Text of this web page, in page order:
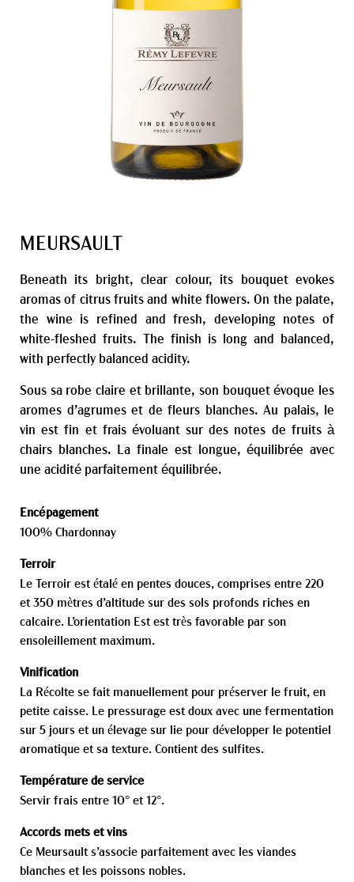
MEURSAULT
Beneath its bright, clear colour, its bouquet evokes
aromas of citrus fruits and white flowers. On the palate,
the wine is refined and fresh, developing notes of
white-fleshed fruits. The finish is long and balanced,
with perfectly balanced acidity.
Sous sa robe claire et brillante, son bouquet évoque les
aromes d’agrumes et de fleurs blanches. Au palais, le
vin est fin et frais évoluant sur des notes de fruits à
chairs blanches. La finale est longue, équilibrée avec
une acidité parfaitement équilibrée.
Encépagement
100% Chardonnay
Terroir
Le Terroir est étalé en pentes douces, comprises entre 220
et 350 mètres d’altitude sur des sols profonds riches en
calcaire. L’orientation Est est très favorable par son
ensoleillement maximum.
Vinification
La Récolte se fait manuellement pour préserver le fruit, en
petite caisse. Le pressurage est doux avec une fermentation
sur 5 jours et un élevage sur lie pour développer le potentiel
aromatique et sa texture. Contient des sulfites.
Température de service
Servir frais entre 10° et 12°.
Accords mets et vins
Ce Meursault s’associe parfaitement avec les viandes
blanches et les poissons nobles.